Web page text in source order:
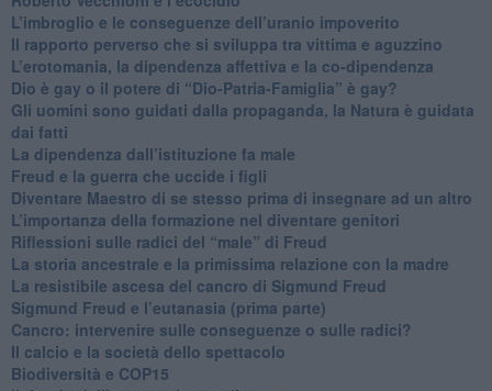
​L’imbroglio e le conseguenze dell’uranio impoverito
​Il rapporto perverso che si sviluppa tra vittima e aguzzino
L’erotomania, la dipendenza affettiva e la co-dipendenza
​Dio è gay o il potere di “Dio-Patria-Famiglia” è gay?
​Gli uomini sono guidati dalla propaganda, la Natura è guidata
dai fatti
La dipendenza dall’istituzione fa male
​Freud e la guerra che uccide i figli
​Diventare Maestro di se stesso prima di insegnare ad un altro
L’importanza della formazione nel diventare genitori
Riflessioni sulle radici del “male” di Freud
​La storia ancestrale e la primissima relazione con la madre
​La resistibile ascesa del cancro di Sigmund Freud
Sigmund Freud e l’eutanasia (prima parte)
Cancro: intervenire sulle conseguenze o sulle radici?
​Il calcio e la società dello spettacolo
Biodiversità e COP15